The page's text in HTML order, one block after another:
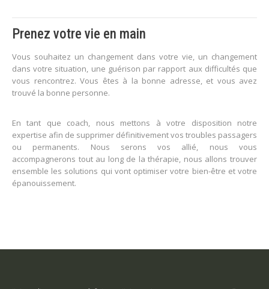
Prenez votre vie en main
Vous souhaitez un changement dans votre vie, un changement
dans votre situation, une guérison par rapport aux difficultés que
vous rencontrez. Vous êtes à la bonne adresse, et vous avez
trouvé la bonne personne.
En tant que coach, nous mettons à votre disposition notre
expertise afin de supprimer définitivement vos troubles passagers
ou permanents. Nous serons vos allié, nous vous
accompagnerons tout au long de la thérapie, nous allons trouver
ensemble les solutions qui vont optimiser votre bien-être et votre
épanouissement.